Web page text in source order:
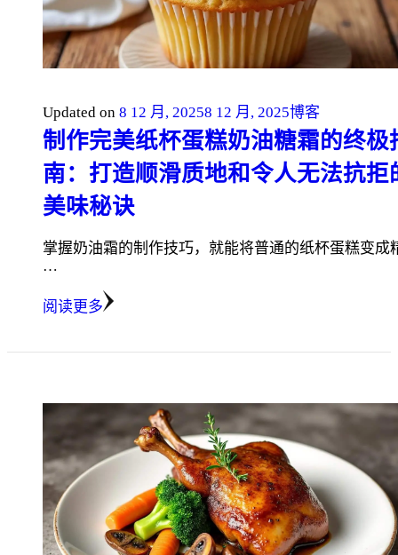
Updated on 8 12 月, 20258 12 月, 2025博客
制作完美纸杯蛋糕奶油糖霜的终极
南：打造顺滑质地和令人无法抗拒
美味秘诀
掌握奶油霜的制作技巧，就能将普通的纸杯蛋糕变成
…
阅读更多